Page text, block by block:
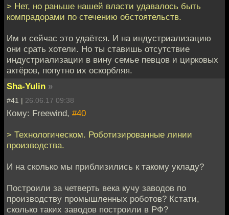
> Нет, но раньше нашей власти удавалось быть
компрадорами по стечению обстоятельств.
Им и сейчас это удаётся. И на индустриализацию
они срать хотели. Но ты ставишь отсутствие
индустриализации в вину семье певцов и цирковых
актёров, попутно их оскорбляя.
Sha-Yulin »
#41 | 26.06.17 09:38
Кому: Freewind, #40
> Технологическом. Роботизированные линии
производства.
И на сколько мы приблизились к такому укладу?
Построили за четверть века кучу заводов по
производству промышленных роботов? Кстати,
сколько таких заводов построили в РФ?